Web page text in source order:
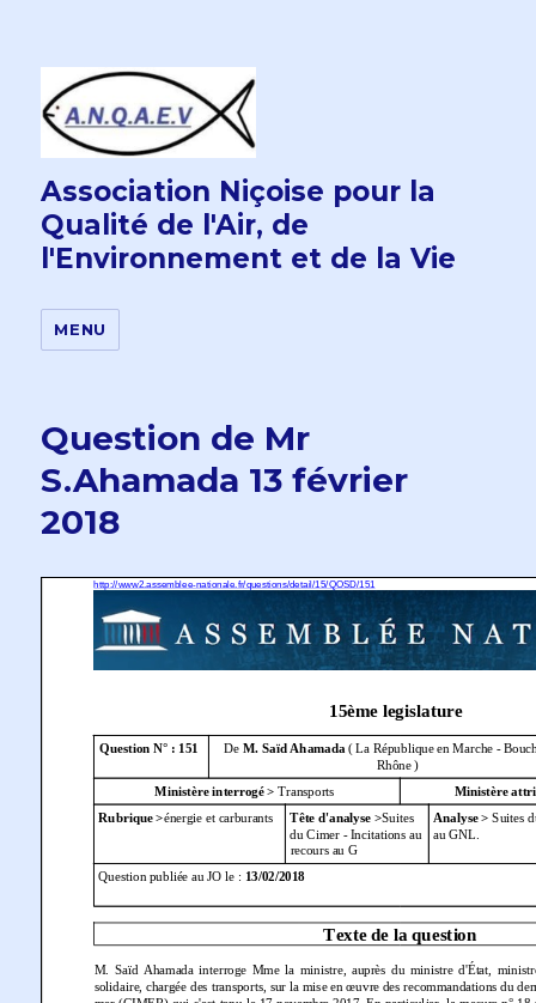
Association Niçoise pour la
Qualité de l'Air, de
l'Environnement et de la Vie
MENU
Question de Mr
S.Ahamada 13 février
2018